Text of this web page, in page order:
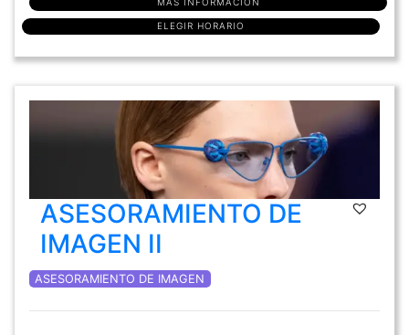
ELEGIR HORARIO
ASESORAMIENTO DE
IMAGEN II
ASESORAMIENTO DE IMAGEN